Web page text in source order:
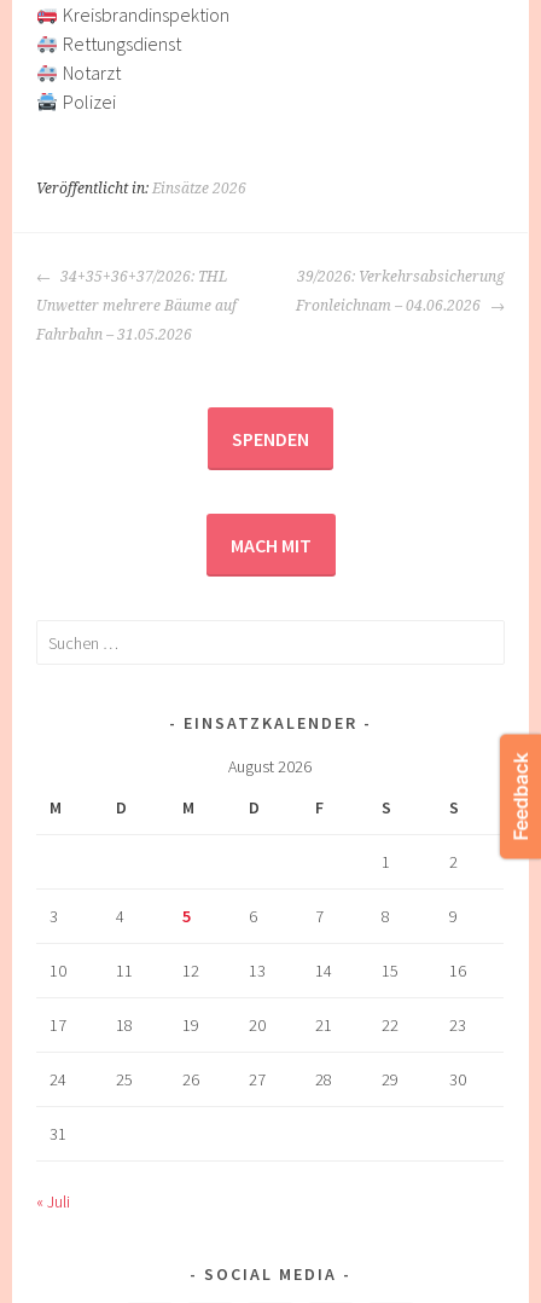
Kreisbrandinspektion
Rettungsdienst
Notarzt
Polizei
Veröffentlicht in:Einsätze 2026
BEITRAGS-
NAVIGATION
34+35+36+37/2026: THL
Unwetter mehrere Bäume auf
Fahrbahn – 31.05.2026
39/2026: Verkehrsabsicherung
Fronleichnam – 04.06.2026
SPENDEN
MACH MIT
Suchen
EINSATZKALENDER
August 2026
M
D M D F S S
1 2
3 4 5 6 7 8 9
10 11 12 13 14 15 16
17 18 19 20 21 22 23
24 25 26 27 28 29 30
31
« Juli
SOCIAL MEDIA